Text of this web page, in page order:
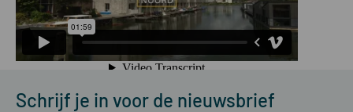
Schrijf je in voor de nieuwsbrief